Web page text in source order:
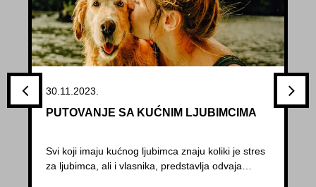
30.11.2023.
PUTOVANJE SA KUĆNIM LJUBIMCIMA
Svi koji imaju kućnog ljubimca znaju koliki je stres
za ljubimca, ali i vlasnika, predstavlja odvaja…